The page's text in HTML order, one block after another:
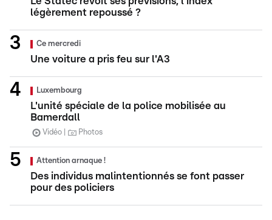
légèrement repoussé ?
Ce mercredi
Une voiture a pris feu sur l'A3
Luxembourg
L'unité spéciale de la police mobilisée au
Bamerdall
Vidéo Photos
Attention arnaque !
Des individus malintentionnés se font passer
pour des policiers